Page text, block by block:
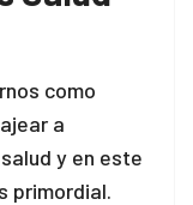
como
a
y en este
primordial.